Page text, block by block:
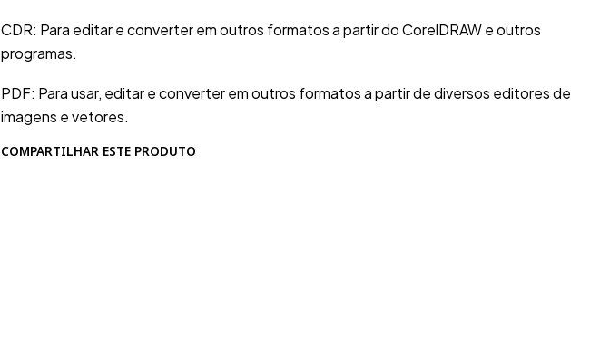
CDR: Para editar e converter em outros formatos a partir do CorelDRAW e outros
programas.
PDF: Para usar, editar e converter em outros formatos a partir de diversos editores de
imagens e vetores.
COMPARTILHAR ESTE PRODUTO